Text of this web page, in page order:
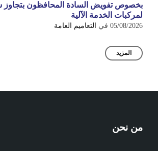
بخصوص تفويض السادة المحافظون بتجاوز
لمركبات الخدمة الآلية
05/08/2026 في التعاميم العامة
المزيد
من نحن